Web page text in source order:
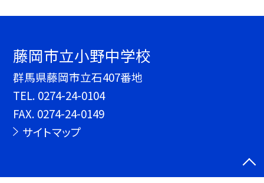
藤岡市立小野中学校
群馬県藤岡市立石407番地
TEL. 0274-24-0104
FAX. 0274-24-0149
サイトマップ